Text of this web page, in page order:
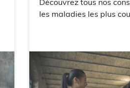
les maladies les plus